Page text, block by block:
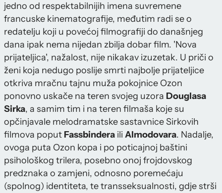
jedno od respektabilnijih imena suvremene
francuske kinematografije, međutim radi se o
redatelju koji u povećoj filmografiji do današnjeg
dana ipak nema nijedan zbilja dobar film. 'Nova
prijateljica', nažalost, nije nikakav izuzetak. U priči o
ženi koja nedugo poslije smrti najbolje prijateljice
otkriva mračnu tajnu muža pokojnice Ozon
ponovno uskače na teren svojeg uzora Douglasa
Sirka, a samim tim i na teren filmaša koje su
opčinjavale melodramatske sastavnice Sirkovih
filmova poput Fassbindera ili Almodovara. Nadalje,
ovoga puta Ozon kopa i po poticajnoj baštini
psihološkog trilera, posebno onoj frojdovskog
predznaka o zamjeni, odnosno poremećaju
(spolnog) identiteta, te transseksualnosti, gdje strši